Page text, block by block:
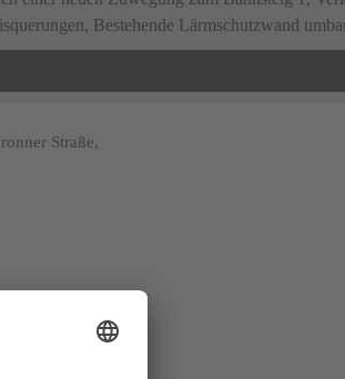
Bestehende Lärmschutzwand
Straße,